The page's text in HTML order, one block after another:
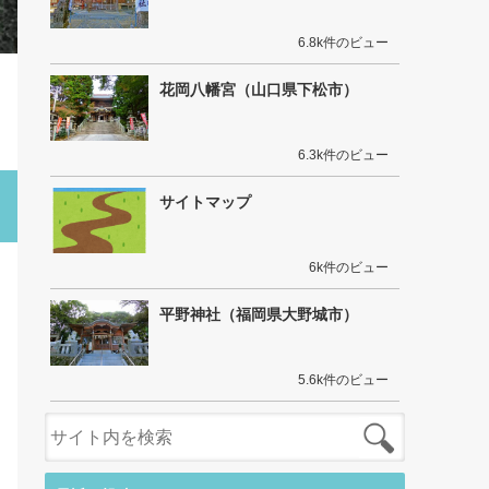
6.8k件のビュー
花岡八幡宮（山口県下松市）
6.3k件のビュー
サイトマップ
6k件のビュー
平野神社（福岡県大野城市）
5.6k件のビュー